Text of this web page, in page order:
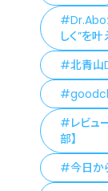
Dr.Abo
しく”を
北青山
レビュ
部】
今日か